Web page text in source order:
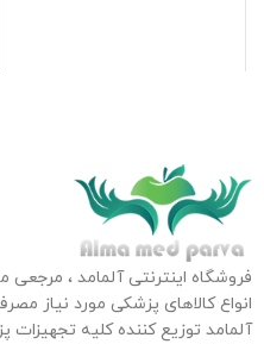
فروشگاه اینترنتی آلمامد ،
انواع کالاهای پزشکی مورد نیاز
آلمامد توزیع کننده کلیه